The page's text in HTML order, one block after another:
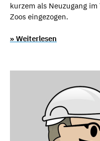
kurzem als Neuzugang
Zoos eingezogen.
» Weiterlesen